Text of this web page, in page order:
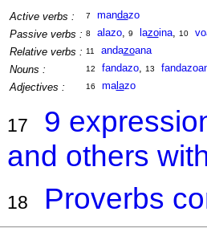
Active verbs : 7 mandazo
Passive verbs : 8 alazo, 9 lazoina, 10
Relative verbs : 11 andazoana
Nouns :
12 fandazo, 13
Adjectives :
16 malazo
17
9
and others
18 Proverbs